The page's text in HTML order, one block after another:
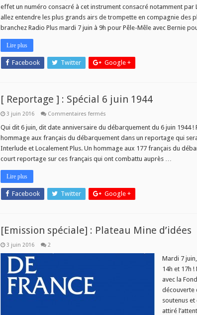
effet un numéro consacré à cet instrument consacré notamment
allez entendre les plus grands airs de trompette en compagnie des
branchez Radio Plus mardi 7 juin à 9h pour Pêle-Mêle avec Bernie
Lire plus
Facebook Twitter Google +
[ Reportage ] : Spécial 6 juin 1944
3 juin 2016 Commentaires ferméssur
Reportage
:
Spécial
6
juin
Qui dit 6 juin, dit date anniversaire du débarquement du 6 juin 1944 !
hommage aux français du débarquement dans un reportage qui
Interlude et Localement Plus. Un hommage aux 177 français du
court reportage sur ces français qui ont combattu auprès …
Lire plus
Facebook Twitter Google +
[Emission spéciale] : Plateau Mine d’idées
3 juin 2016 2
Mardi 7
14h et 17h
avec la
découverte
soutenus
attiré